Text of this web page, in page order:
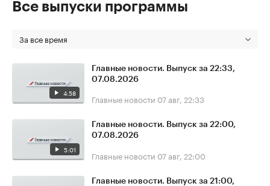
Все выпуски программы
За все время
4:58
Главные новости. Выпуск за 22:33,
07.08.2026
Главные новости 07 авг, 22:33
5:01
Главные новости. Выпуск за 22:00,
07.08.2026
Главные новости 07 авг, 22:00
Главные новости. Выпуск за 21:00,